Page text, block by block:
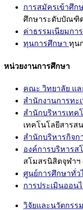
การสมัครเข้าศึ
ศึกษาระดับบัณฑิ
ค่าธรรมเนียมกา
ทุนการศึกษา ทุน
หน่วยงานการศึกษา
คณะ วิทยาลัย แ
สำนักงานการทะ
สำนักบริหารเทค
เทคโนโลยีสารส
สำนักบริหารกิจก
องค์การบริหารส
สโมสรนิสิตจุฬาฯ
ศูนย์การศึกษาทั่ว
การประเมินออน
วิจัยและนวัตกรรม